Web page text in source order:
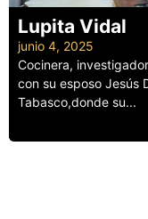
Lupita Vidal
junio 4, 2025
Cocinera,
con su esposo Jesús
Tabasco,donde su...